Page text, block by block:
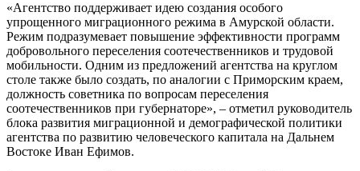
«Агентство поддерживает идею создания особого
упрощенного миграционного режима в Амурской области.
Режим подразумевает повышение эффективности программ
добровольного переселения соотечественников и трудовой
мобильности. Одним из предложений агентства на круглом
столе также было создать, по аналогии с Приморским краем,
должность советника по вопросам переселения
соотечественников при губернаторе», – отметил руководитель
блока развития миграционной и демографической политики
агентства по развитию человеческого капитала на Дальнем
Востоке Иван Ефимов.